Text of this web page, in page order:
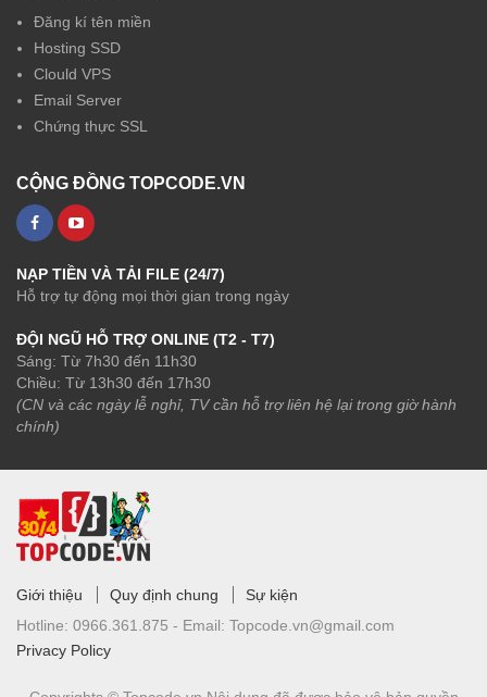
Đăng kí tên miền
Hosting SSD
Clould VPS
Email Server
Chứng thực SSL
CỘNG ĐỒNG TOPCODE.VN
NẠP TIỀN VÀ TẢI FILE (24/7)
Hỗ trợ tự động mọi thời gian trong ngày
ĐỘI NGŨ HỖ TRỢ ONLINE (T2 - T7)
Sáng: Từ 7h30 đến 11h30
Chiều: Từ 13h30 đến 17h30
(CN và các ngày lễ nghỉ, TV cần hỗ trợ liên hệ lại trong giờ hành
chính)
Giới thiệu Quy định chung
Sự kiện
Hotline: 0966.361.875 - Email: Topcode.vn@gmail.com
Privacy Policy